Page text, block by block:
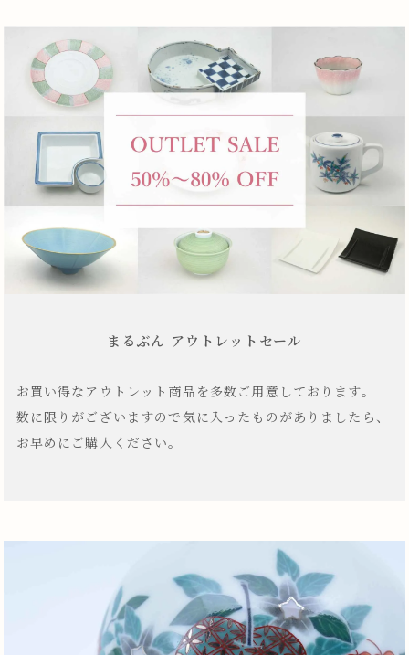
まるぶん アウトレットセール
お買い得なアウトレット商品を多数ご用意しております。
数に限りがございますので気に入ったものがありましたら、
お早めにご購入ください。